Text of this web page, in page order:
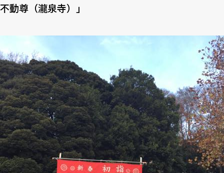
不動尊（瀧泉寺）」